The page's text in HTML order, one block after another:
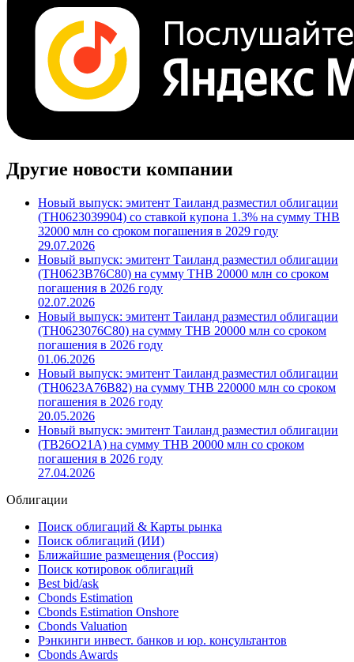
Cbonds.TV
Другие новости компании
Новый выпуск: эмитент Таиланд разместил облигации
(TH0623039904) со ставкой купона 1.3% на сумму THB
32000 млн со сроком погашения в 2029 году
29.07.2026
Новый выпуск: эмитент Таиланд разместил облигации
(TH0623B76C80) на сумму THB 20000 млн со сроком
погашения в 2026 году
02.07.2026
Новый выпуск: эмитент Таиланд разместил облигации
(TH0623076C80) на сумму THB 20000 млн со сроком
погашения в 2026 году
01.06.2026
Новый выпуск: эмитент Таиланд разместил облигации
(TH0623A76B82) на сумму THB 220000 млн со сроком
погашения в 2026 году
20.05.2026
(TB26O21A) на сумму THB 20000 млн со сроком
27.04.2026
Облигации
Поиск облигаций & Карты рынка
Поиск облигаций (ИИ)
Ближайшие размещения (Россия)
Поиск котировок облигаций
Best bid/ask
Cbonds Estimation